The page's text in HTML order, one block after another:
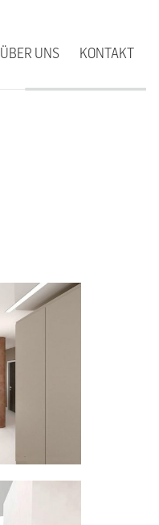
ÜBER UNS KONTAKT